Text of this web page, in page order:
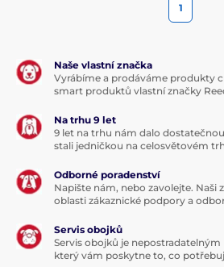
1
Naše vlastní značka
Vyrábíme a prodáváme produkty
smart produktů vlastní značky
Na trhu 9 let
9 let na trhu nám dalo
stali jedničkou na celosvětovém
Odborné poradenství
Napište nám, nebo zavolejte. Naši
oblasti zákaznické podpory a
Servis obojků
Servis obojků je
který vám poskytne to, co